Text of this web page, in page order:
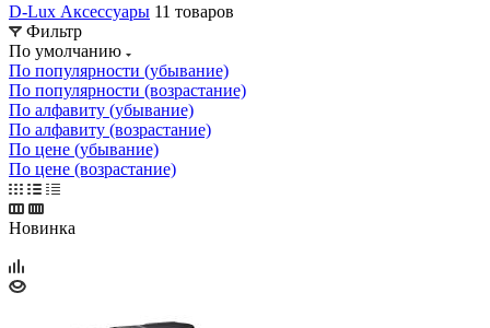
D-Lux Аксессуары 11 товаров
Фильтр
По умолчанию
По популярности (убывание)
По популярности (возрастание)
По алфавиту (убывание)
По алфавиту (возрастание)
По цене (убывание)
По цене (возрастание)
Новинка